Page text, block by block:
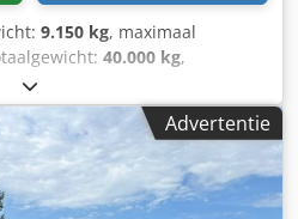
9.150 kg, maximaal
40.000 kg,
lengte:
235/75 R 17,5, kleur:
overig , voorbandmaat:235/75
75 R 17,5
, emissieklasse: geen, brandstof:
luchtdrukrem, ABS, luchtvering
Advertentie